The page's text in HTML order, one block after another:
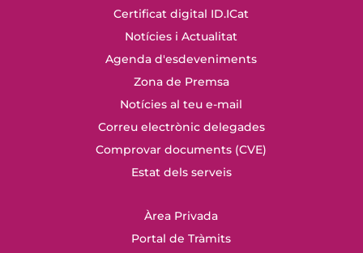
Certificat digital ID.ICat
Notícies i Actualitat
Agenda d'esdeveniments
Zona de Premsa
Notícies al teu e-mail
Correu electrònic delegades
Comprovar documents (CVE)
Estat dels serveis
Àrea Privada
Portal de Tràmits